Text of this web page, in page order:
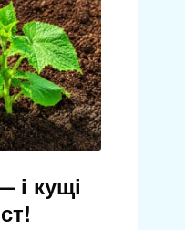
і кущі